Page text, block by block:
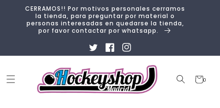
directamente
al contenido
CERRAMOS!! Por motivos personales cerramos
la tienda, para preguntar por material o
personas interesadas en quedarse la tienda,
por favor contactar por whatsapp.
TwitterFacebookInstagram
Carrito
0
0
artículos